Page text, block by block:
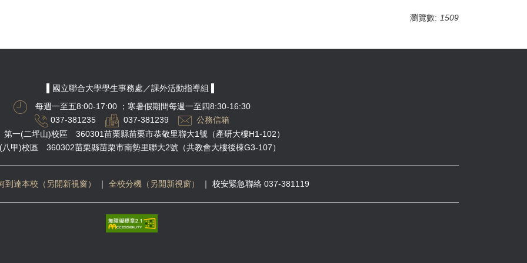
瀏覽數: 1509
▌國立聯合大學學生事務處／課外活動指導組 ▌
每週一至五8:00-17:00
；寒暑假期間每週一至四8:30-16:30
037-381235
037-381239
公務信箱
第一(二坪山)校區 360301苗栗縣苗栗市恭敬里聯大1號（產研大樓H1-102）
八甲)校區 360302苗栗縣苗栗市南勢里聯大2號（共教會大樓後棟G3-107）
到達本校（另開新視窗） ｜ 全校分機（另開新視窗） ｜ 校安緊急聯絡 037-381119